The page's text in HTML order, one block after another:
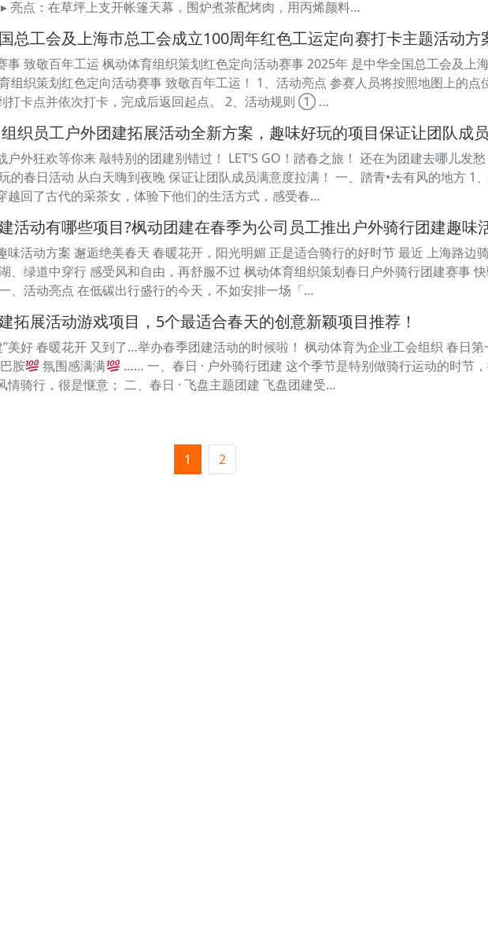
亮点：在草坪上支开帐篷天幕，围炉煮茶配烤肉，用丙烯颜料…
总工会及上海市总工会成立100周年红色工运定向赛打卡主题活动方
事 致敬百年工运 枫动体育组织策划红色定向活动赛事 2025年 是中华全国总工会及上
组织策划红色定向活动赛事 致敬百年工运！ 1、活动亮点 参赛人员将按照地图上的点
打卡点并依次打卡，完成后返回起点。 2、活动规则 ① …
织员工户外团建拓展活动全新方案，趣味好玩的项目保证让团队成
户外狂欢等你来 敲特别的团建别错过！ LET‘S GO！踏春之旅！ 还在为团建去哪儿发
的春日活动 从白天嗨到夜晚 保证让团队成员满意度拉满！ 一、踏青•去有风的地方 1
越回了古代的采茶女，体验下他们的生活方式，感受春…
活动有哪些项目?枫动团建在春季为公司员工推出户外骑行团建趣味
味活动方案 邂逅绝美春天 春暖花开，阳光明媚 正是适合骑行的好时节 最近 上海路边
、绿道中穿行 感受风和自由，再舒服不过 枫动体育组织策划春日户外骑行团建赛事
、活动亮点 在低碳出行盛行的今天，不如安排一场「…
拓展活动游戏项目，5个最适合春天的创意新颖项目推荐！
”美好 春暖花开 又到了…举办春季团建活动的时候啦！ 枫动体育为企业工会组织 春日
胺 氛围感满满
…… 一、春日 · 户外骑行团建 这个季节是特别做骑行运动的时节
情骑行，很是惬意； 二、春日 · 飞盘主题团建 飞盘团建受…
1 2